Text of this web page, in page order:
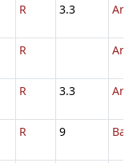
R 3.3
R
R 3.3
R 9